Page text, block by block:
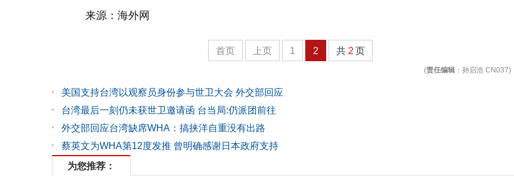
来源：海外网
首页 上页 1 2 共 2 页
(责任编辑 ：孙启浩 CN037)
美国支持台湾以观察员身份参与世卫大会 外交部回应
台湾最后一刻仍未获世卫邀请函 台当局:仍派团前往
外交部回应台湾缺席WHA：搞挟洋自重没有出路
蔡英文为WHA第12度发推 曾明确感谢日本政府支持
为您推荐：